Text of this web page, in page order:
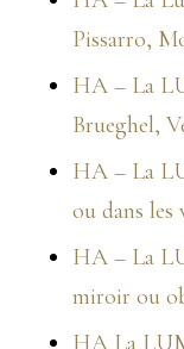
Pissarro,
HA – La
Brueghel,
HA – La
ou dans les
HA – La
miroir ou
HA La